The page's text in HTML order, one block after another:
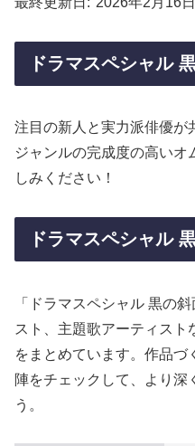
ドラマスペシャル
注目の新人と実力派俳優が
ジャンルの完成度の高いオ
しみください！
ドラマスペシャル
「ドラマスペシャル 黒の
スト、主題歌アーティスト
をまとめています。作品
陣をチェックして、より深
う。